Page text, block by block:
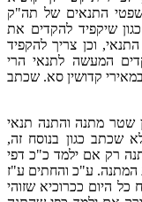
התנאים של תה"ק
שיקפיד להקדים את
וכן צריך להקפיד
המעשה לתנאי הרי
קדושין סא. שכתב
שטר מתנה והתנה תנאי
שכתב כגון בנוסח זה,
רק אם ילמד כ"כ דפי
המתנה. ע"כ והחתים ע"ז
כל היום ככרוכיא שזוהי